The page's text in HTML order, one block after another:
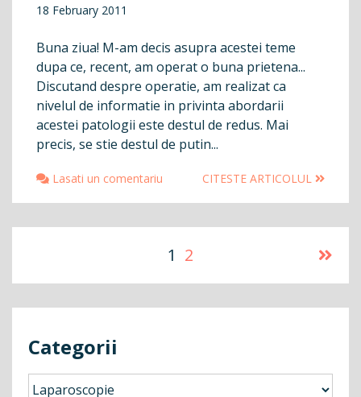
18 February 2011
Buna ziua! M-am decis asupra acestei teme
dupa ce, recent, am operat o buna prietena...
Discutand despre operatie, am realizat ca
nivelul de informatie in privinta abordarii
acestei patologii este destul de redus. Mai
precis, se stie destul de putin...
Lasati un comentariu CITESTE ARTICOLUL
în
articole
1 2
Categorii
Categorii